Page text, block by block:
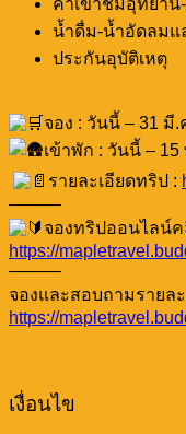
ค่าเข้าชมอุทยาน
น้ำดื่ม-น้ำอัดลมแ
ประกันอุบัติเหตุ
จอง : วันนี้ – 31 มี.
เข้าพัก : วันนี้ – 15
รายละเอียดทริป :
———
จองทริปออนไลน์ค
https://
———
จองและสอบถามรายละ
https://
เงื่อนไข